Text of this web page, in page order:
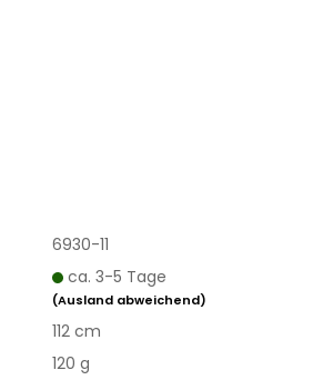
6930-11
ca. 3-5 Tage
(Ausland abweichend)
112 cm
120 g